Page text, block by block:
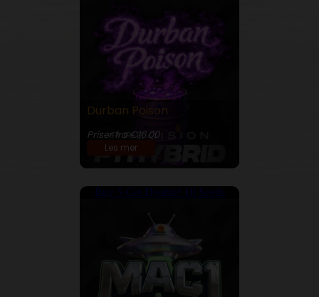
Durban Poison
Priser fra €16.00
Les mer
Buy 5 Get Double! 10 Seeds